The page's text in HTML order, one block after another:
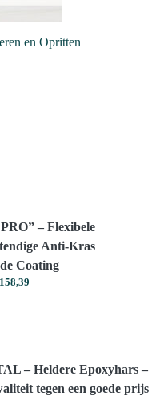
en Opritten
– Flexibele
Anti-Kras
Coating
158,39
– Heldere Epoxyhars –
tegen een goede prijs